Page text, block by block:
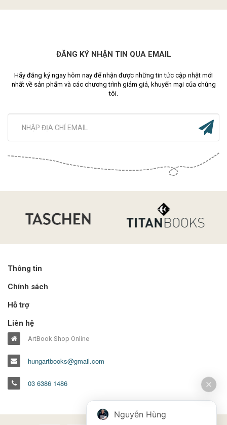
ĐĂNG KÝ NHẬN TIN QUA EMAIL
Hãy đăng ký ngay hôm nay để nhận được những tin tức cập nhật mới
nhất về sản phẩm và các chương trình giảm giá, khuyến mại của chúng
tôi.
Thông tin
Chính sách
Hỗ trợ
Liên hệ
ArtBook Shop Online
hungartbooks@gmail.com
03 6386 1486
Nguyễn Hùng